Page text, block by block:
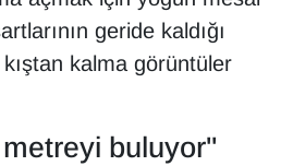
geride kaldığı
kalma görüntüler
metreyi buluyor"